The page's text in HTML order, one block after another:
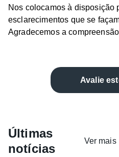
Nos colocamos à disposição
esclarecimentos que se
Agradecemos a
Avalie
Últimas
notícias
Ver mais